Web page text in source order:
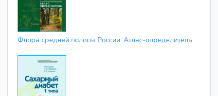
Флора средней полосы России. Атлас-определитель